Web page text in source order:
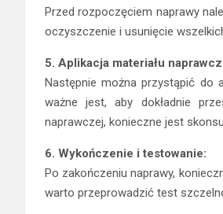
Przed rozpoczęciem naprawy
oczyszczenie i usunięcie
5. Aplikacja materiału
Następnie można przystąpić do
ważne jest, aby dokładnie
naprawczej, konieczne jest
6. Wykończenie i testowanie:
Po zakończeniu naprawy,
warto przeprowadzić test